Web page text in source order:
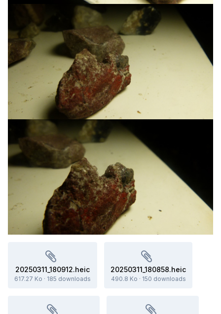
20250311_180912.heic
617.27 Ko · 185 downloads
20250311_180858.heic
490.8 Ko · 150 downloads